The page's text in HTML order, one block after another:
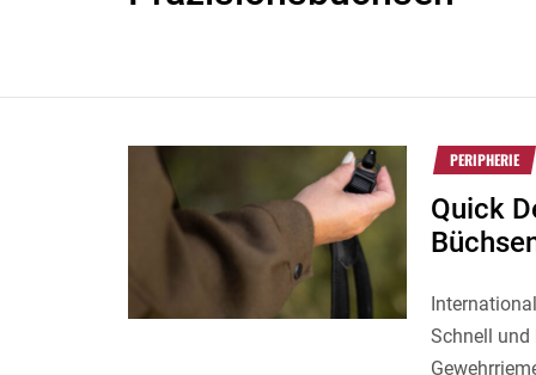
PERIPHERIE
Quick
Schnell und